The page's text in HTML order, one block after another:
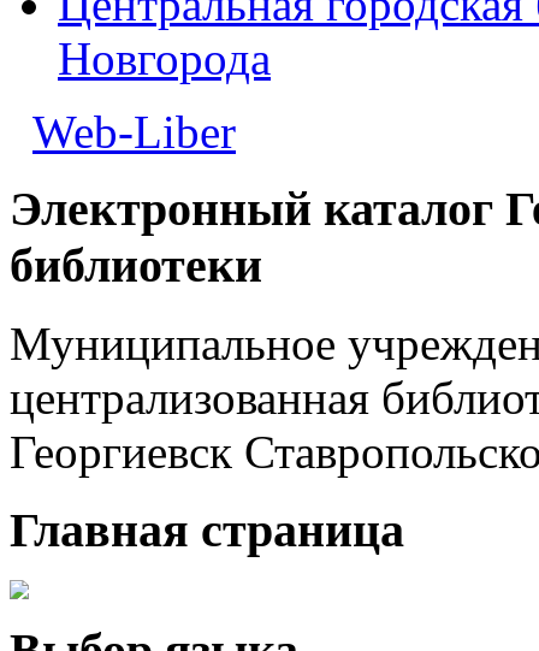
Новгорода
Web-Liber
Электронный каталог
библиотеки
Муниципальное
централизованная
Георгиевск
Главная страница